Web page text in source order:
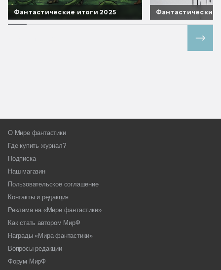
Фантастические итоги 2025 Фантастические
О Мире фантастики
Где купить журнал?
Подписка
Наш магазин
Пользовательское соглашение
Контакты и редакция
Реклама на «Мире фантастики»
Как стать автором МирФ
Награды «Мира фантастики»
Вопросы редакции
Форум МирФ